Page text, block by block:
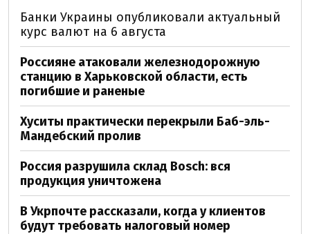
Банки Украины опубликовали актуальный
курс валют на 6 августа
Россияне атаковали железнодорожную
станцию в Харьковской области, есть
погибшие и раненые
Хуситы практически перекрыли Баб-эль-
Мандебский пролив
Россия разрушила склад Bosch: вся
продукция уничтожена
В Укрпочте рассказали, когда у клиентов
будут требовать налоговый номер